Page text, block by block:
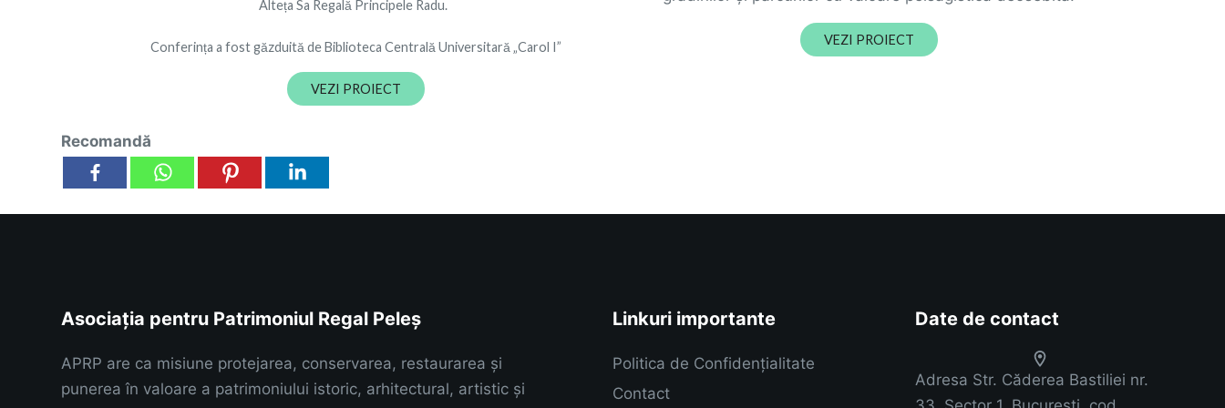
Alteța Sa Regală Principele Radu.
Conferința a fost găzduită de Biblioteca Centrală Universitară „Carol I”
VEZI PROIECT
VEZI PROIECT
Recomandă
Asociația pentru Patrimoniul Regal Peleș
APRP are ca misiune protejarea, conservarea, restaurarea și
punerea în valoare a patrimoniului istoric, arhitectural, artistic și
Linkuri importante
Politica de Confidențialitate
Contact
Date de contact
Adresa Str. Căderea Bastiliei nr.